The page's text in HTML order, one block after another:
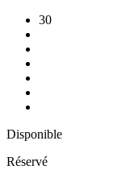
30
Disponible
Réservé